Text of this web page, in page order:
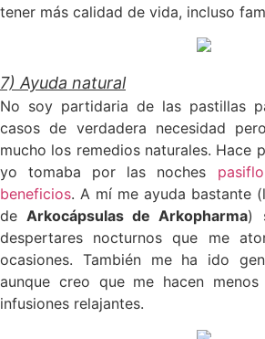
tener más calidad de vida, incluso
7) Ayuda natural
No soy partidaria de las pastillas
casos de verdadera necesidad
mucho los remedios naturales. Hace
yo tomaba por las noches
beneficios. A mí me ayuda bastante
deArkocápsulas de Arkopharma)
despertares nocturnos que me
ocasiones. También me ha ido
aunque creo que me hacen
infusiones relajantes.